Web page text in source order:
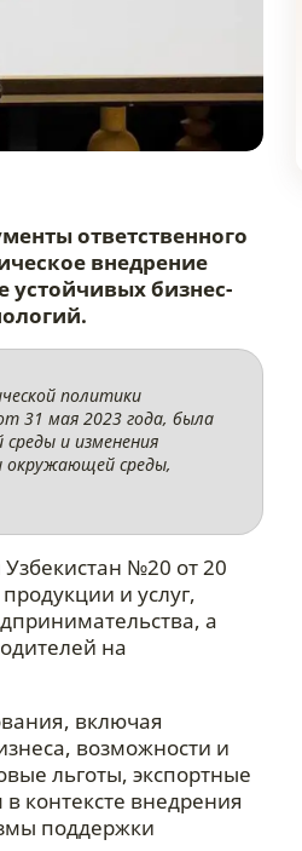
ответственного
внедрение
устойчивых бизнес-
политики
31 мая 2023 года, была
и изменения
окружающей среды,
№20 от 20
и услуг,
а
на
включая
возможности и
льготы, экспортные
контексте внедрения
поддержки